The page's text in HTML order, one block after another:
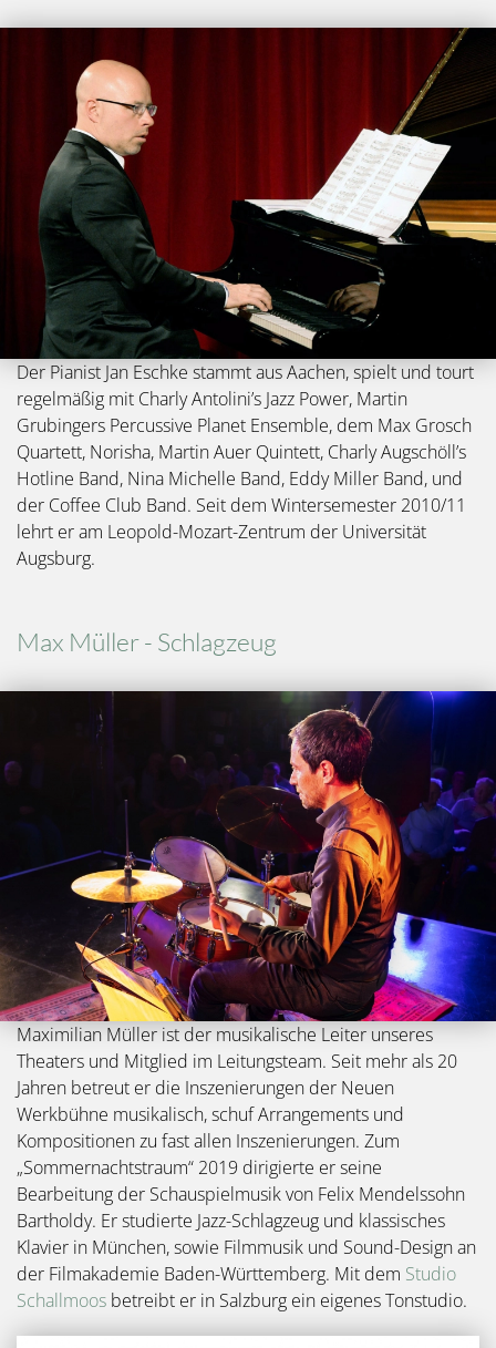
Der Pianist Jan Eschke stammt aus Aachen, spielt und tourt
regelmäßig mit Charly Antolini’s Jazz Power, Martin
Grubingers Percussive Planet Ensemble, dem Max Grosch
Quartett, Norisha, Martin Auer Quintett, Charly Augschöll’s
Hotline Band, Nina Michelle Band, Eddy Miller Band, und
der Coffee Club Band. Seit dem Wintersemester 2010/11
lehrt er am Leopold-Mozart-Zentrum der Universität
Augsburg.
Max Müller - Schlagzeug
Maximilian Müller ist der musikalische Leiter unseres
Theaters und Mitglied im Leitungsteam. Seit mehr als 20
Jahren betreut er die Inszenierungen der Neuen
Werkbühne musikalisch, schuf Arrangements und
Kompositionen zu fast allen Inszenierungen. Zum
„Sommernachtstraum“ 2019 dirigierte er seine
Bearbeitung der Schauspielmusik von Felix Mendelssohn
Bartholdy. Er studierte Jazz-Schlagzeug und klassisches
Klavier in München, sowie Filmmusik und Sound-Design an
der Filmakademie Baden-Württemberg. Mit dem Studio
Schallmoos betreibt er in Salzburg ein eigenes Tonstudio.